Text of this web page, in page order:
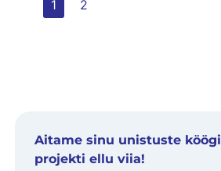
1 2
Aitame sinu unistuste köögi
projekti ellu viia!